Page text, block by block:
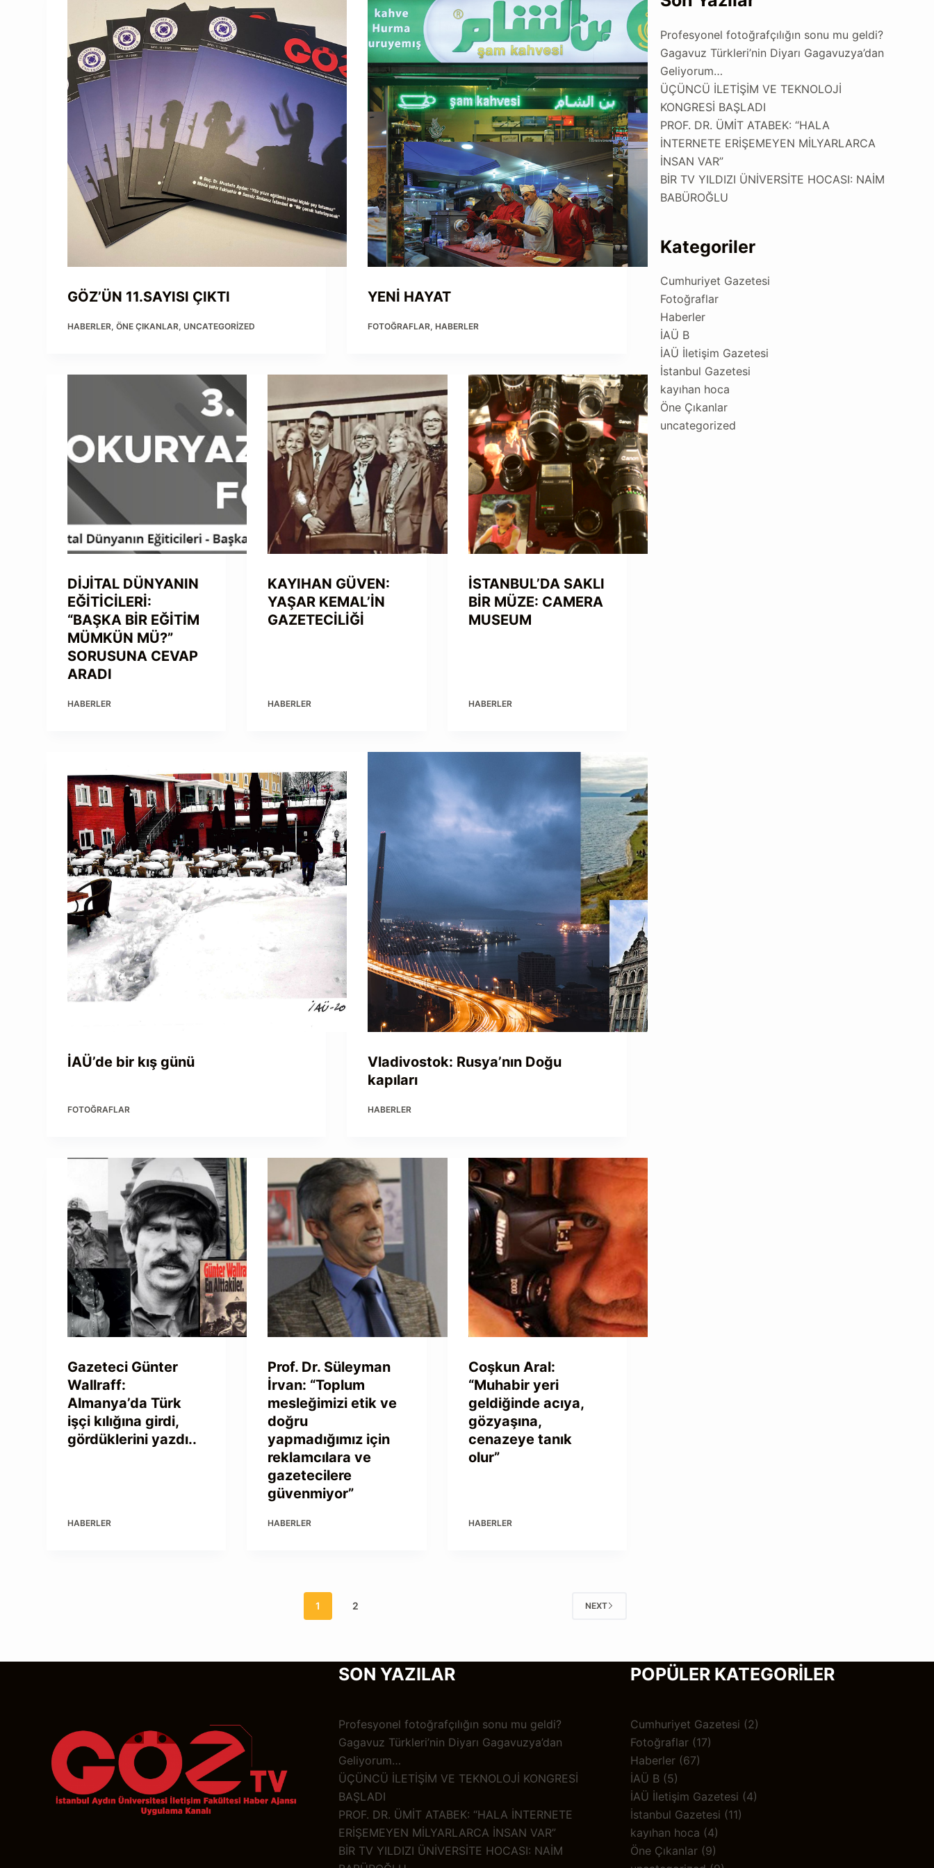
GÖZ’ÜN 11.SAYISI ÇIKTI
HABERLER,ÖNE ÇIKANLAR,UNCATEGORIZED
YENİ HAYAT
FOTOĞRAFLAR,HABERLER
DİJİTAL DÜNYANIN
EĞİTİCİLERİ:
“BAŞKA BİR EĞİTİM
MÜMKÜN MÜ?”
SORUSUNA CEVAP
ARADI
HABERLER
KAYIHAN GÜVEN:
YAŞAR KEMAL’İN
GAZETECİLİĞİ
HABERLER
İSTANBUL’DA SAKLI
BİR MÜZE: CAMERA
MUSEUM
HABERLER
İAÜ’de bir kış günü
FOTOĞRAFLAR
Vladivostok: Rusya’nın Doğu
kapıları
HABERLER
Gazeteci Günter
Wallraff:
Almanya’da Türk
işçi kılığına girdi,
gördüklerini yazdı..
HABERLER
Prof. Dr. Süleyman
İrvan: “Toplum
mesleğimizi etik ve
doğru
yapmadığımız için
reklamcılara ve
gazetecilere
güvenmiyor”
HABERLER
Coşkun Aral:
“Muhabir yeri
geldiğinde acıya,
gözyaşına,
cenazeye tanık
olur”
HABERLER
1 2 NEXT
Profesyonel fotoğrafçılığın sonu mu geldi?
Gagavuz Türkleri’nin Diyarı Gagavuzya’dan
Geliyorum…
ÜÇÜNCÜ İLETİŞİM VE TEKNOLOJİ
KONGRESİ BAŞLADI
PROF. DR. ÜMİT ATABEK: “HALA
İNTERNETE ERİŞEMEYEN MİLYARLARCA
İNSAN VAR”
BİR TV YILDIZI ÜNİVERSİTE HOCASI: NAİM
BABÜROĞLU
Kategoriler
Cumhuriyet Gazetesi
Fotoğraflar
Haberler
İAÜ B
İAÜ İletişim Gazetesi
İstanbul Gazetesi
kayıhan hoca
Öne Çıkanlar
uncategorized
SON YAZILAR
Profesyonel fotoğrafçılığın sonu mu geldi?
Gagavuz Türkleri’nin Diyarı Gagavuzya’dan
Geliyorum…
ÜÇÜNCÜ İLETİŞİM VE TEKNOLOJİ KONGRESİ
BAŞLADI
PROF. DR. ÜMİT ATABEK: “HALA İNTERNETE
ERİŞEMEYEN MİLYARLARCA İNSAN VAR”
BİR TV YILDIZI ÜNİVERSİTE HOCASI: NAİM
POPÜLER KATEGORİLER
Cumhuriyet Gazetesi (2)
Fotoğraflar(17)
Haberler(67)
İAÜ B(5)
İAÜ İletişim Gazetesi (4)
İstanbul Gazetesi (11)
kayıhan hoca (4)
Öne Çıkanlar(9)